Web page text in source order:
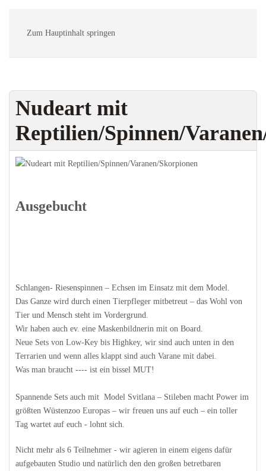
Zum Hauptinhalt springen
Nudeart mit
Reptilien/Spinnen/
Ausgebucht
Schlangen- Riesenspinnen – Echsen im Einsatz mit dem Model.
Das Ganze wird durch einen Tierpfleger mitbetreut – das Wohl von
Tier und Mensch steht im Vordergrund.
Wir haben auch ev. eine Maskenbildnerin mit on Board.
Neue Sets von Low-Key bis Highkey, wir sind auch unten in den
Terrarien und wenn alles klappt sind auch Varane mit dabei.
Was man braucht ---- ist ein bissel MUT!
Spannende Sets auch mit Model Svitlana – Stileben macht Power im
größten Wüstenzoo Europas – wir freuen uns auf euch – ein toller
Tag wartet auf euch - lohnt sich.
Nicht mehr als 6 Teilnehmer - wir agieren in einem eigens dafür
aufgebauten Studio und natürlich den den großen betretbaren